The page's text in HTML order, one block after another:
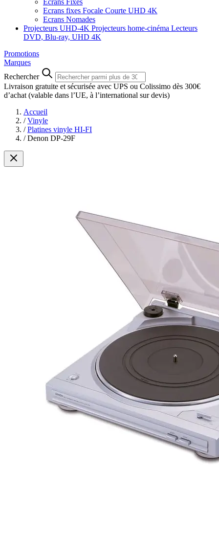
Ecrans Fixes
Ecrans fixes Focale Courte UHD 4K
Ecrans Nomades
Projecteurs UHD-4K Projecteurs home-cinéma Lecteurs
DVD, Blu-ray, UHD 4K
Promotions
Marques
Rechercher
Livraison gratuite et sécurisée avec UPS ou Colissimo dès 300€
d’achat (valable dans l’UE, à l’international sur devis)
Accueil
/ Vinyle
/ Platines vinyle HI-FI
/ Denon DP-29F